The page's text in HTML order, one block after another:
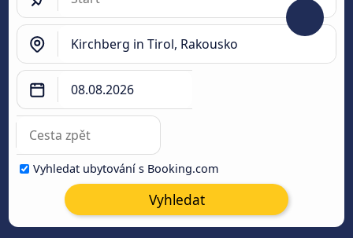
Vyhledat ubytování s Booking.com
Vyhledat